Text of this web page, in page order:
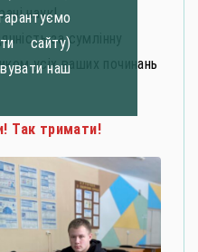
наук!
за сумлінну
усіх ваших починань
Так тримати!
сайту)
наш